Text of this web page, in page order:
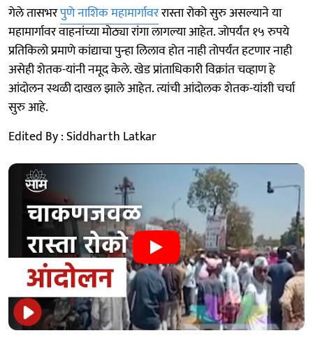
गेले तासभरपुणे नाशिक महामार्गावररास्ता रोको सुरु असल्याने या
महामार्गावर वाहनांच्या माेठ्या रांगा लागल्या आहेत. जाेपर्यंत १५ रुपये
प्रतिकिलो प्रमाणे कांद्याचा पुन्हा लिलाव हाेत नाही ताेपर्यंत हटणार नाही
असेही शेतक-यांनी नमूद केले. खेड प्रांताधिकारी विक्रांत चव्हाण हे
आंदोलन स्थळी दाखल झाले आहेत. त्यांची आंदाेलक शेतक-यांशी चर्चा
सुरु आहे.
Edited By : Siddharth Latkar